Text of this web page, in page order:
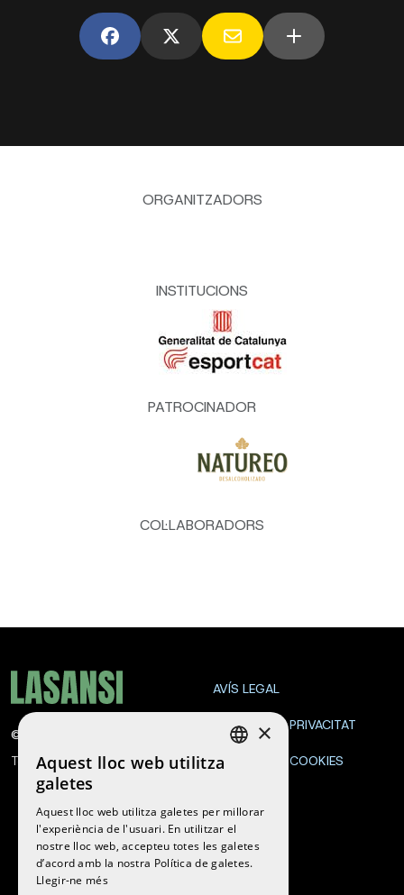
ORGANITZADORS
INSTITUCIONS
PATROCINADOR
COL·LABORADORS
©
Tots els drets reservats
AVÍS LEGAL
POLÍTICA DE PRIVACITAT
POLÍTICA DE COOKIES
Segueix-nos
CATALAN
×
Aquest lloc web utilitza
galetes
Aquest lloc web utilitza galetes per millorar
l'experiència de l'usuari. En utilitzar el
nostre lloc web, accepteu totes les galetes
d’acord amb la nostra Política de galetes.
Llegir-ne més